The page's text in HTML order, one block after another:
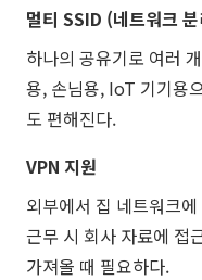
멀티 SSID (네트워크
하나의 공유기로 여러
용, 손님용, IoT 기기용
도 편해진다.
VPN 지원
외부에서 집 네트워크
근무 시 회사 자료에 접
가져올 때 필요하다.